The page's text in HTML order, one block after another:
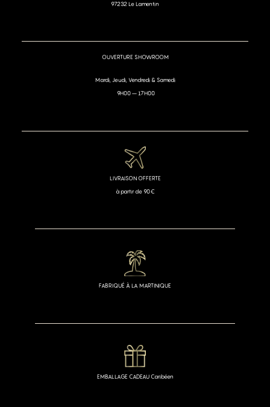
97232 Le Lamentin
OUVERTURE SHOWROOM
Mardi, Jeudi, Vendredi & Samedi
9H00 – 17H00
EMBALLAGE CADEAU Caribéen
FABRIQUÉ À LA MARTINIQUE
LIVRAISON OFFERTE
à partir de 90€